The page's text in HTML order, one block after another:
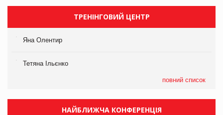
ТРЕНІНГОВИЙ ЦЕНТР
Яна Олентир
Тетяна Ільєнко
повний список
НАЙБЛИЖЧА КОНФЕРЕНЦІЯ